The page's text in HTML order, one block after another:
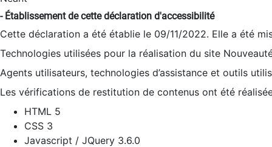
- Établissement de cette déclaration d'accessibilité
Cette déclaration a été établie le 09/11/2022. Elle a été
Technologies utilisées pour la réalisation du site
Agents utilisateurs, technologies d’assistance et outils
Les vérifications de restitution de contenus ont été
HTML 5
CSS 3
Javascript / JQuery 3.6.0